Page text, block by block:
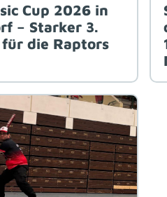
Cup 2026 in
– Starker 3.
die Raptors